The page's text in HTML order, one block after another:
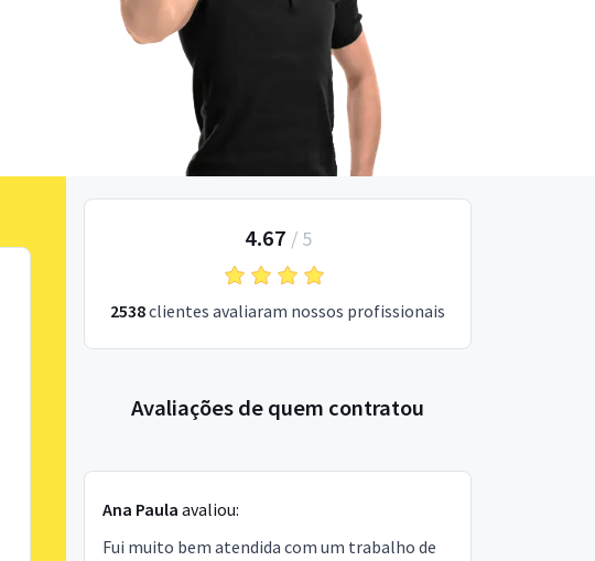
4.67 / 5
2538clientes avaliaram nossos profissionais
Avaliações de quem contratou
Ana Paula avaliou:
Fui muito bem atendida com um trabalho de